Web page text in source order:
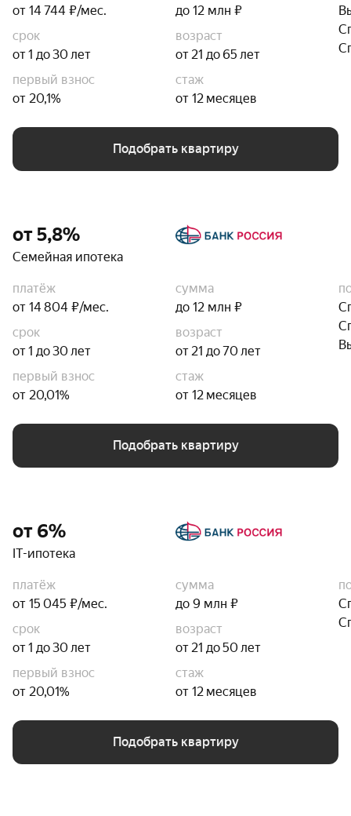
от 14 744 ₽/мес.
до 12 млн ₽
срок
от 1 до 30 лет
возраст
от 21 до 65 лет
первый взнос
от 20,1%
стаж
от 12 месяцев
Подобрать квартиру
от 5,8%
Семейная ипотека
платёж
от 14 804 ₽/мес.
сумма
до 12 млн ₽
срок
от 1 до 30 лет
возраст
от 21 до 70 лет
первый взнос
от 20,01%
стаж
от 12 месяцев
Подобрать квартиру
от 6%
IT-ипотека
платёж
от 15 045 ₽/мес.
сумма
до 9 млн ₽
срок
от 1 до 30 лет
возраст
от 21 до 50 лет
первый взнос
от 20,01%
стаж
от 12 месяцев
Подобрать квартиру